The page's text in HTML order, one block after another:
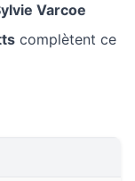
Varcoe
complètent ce